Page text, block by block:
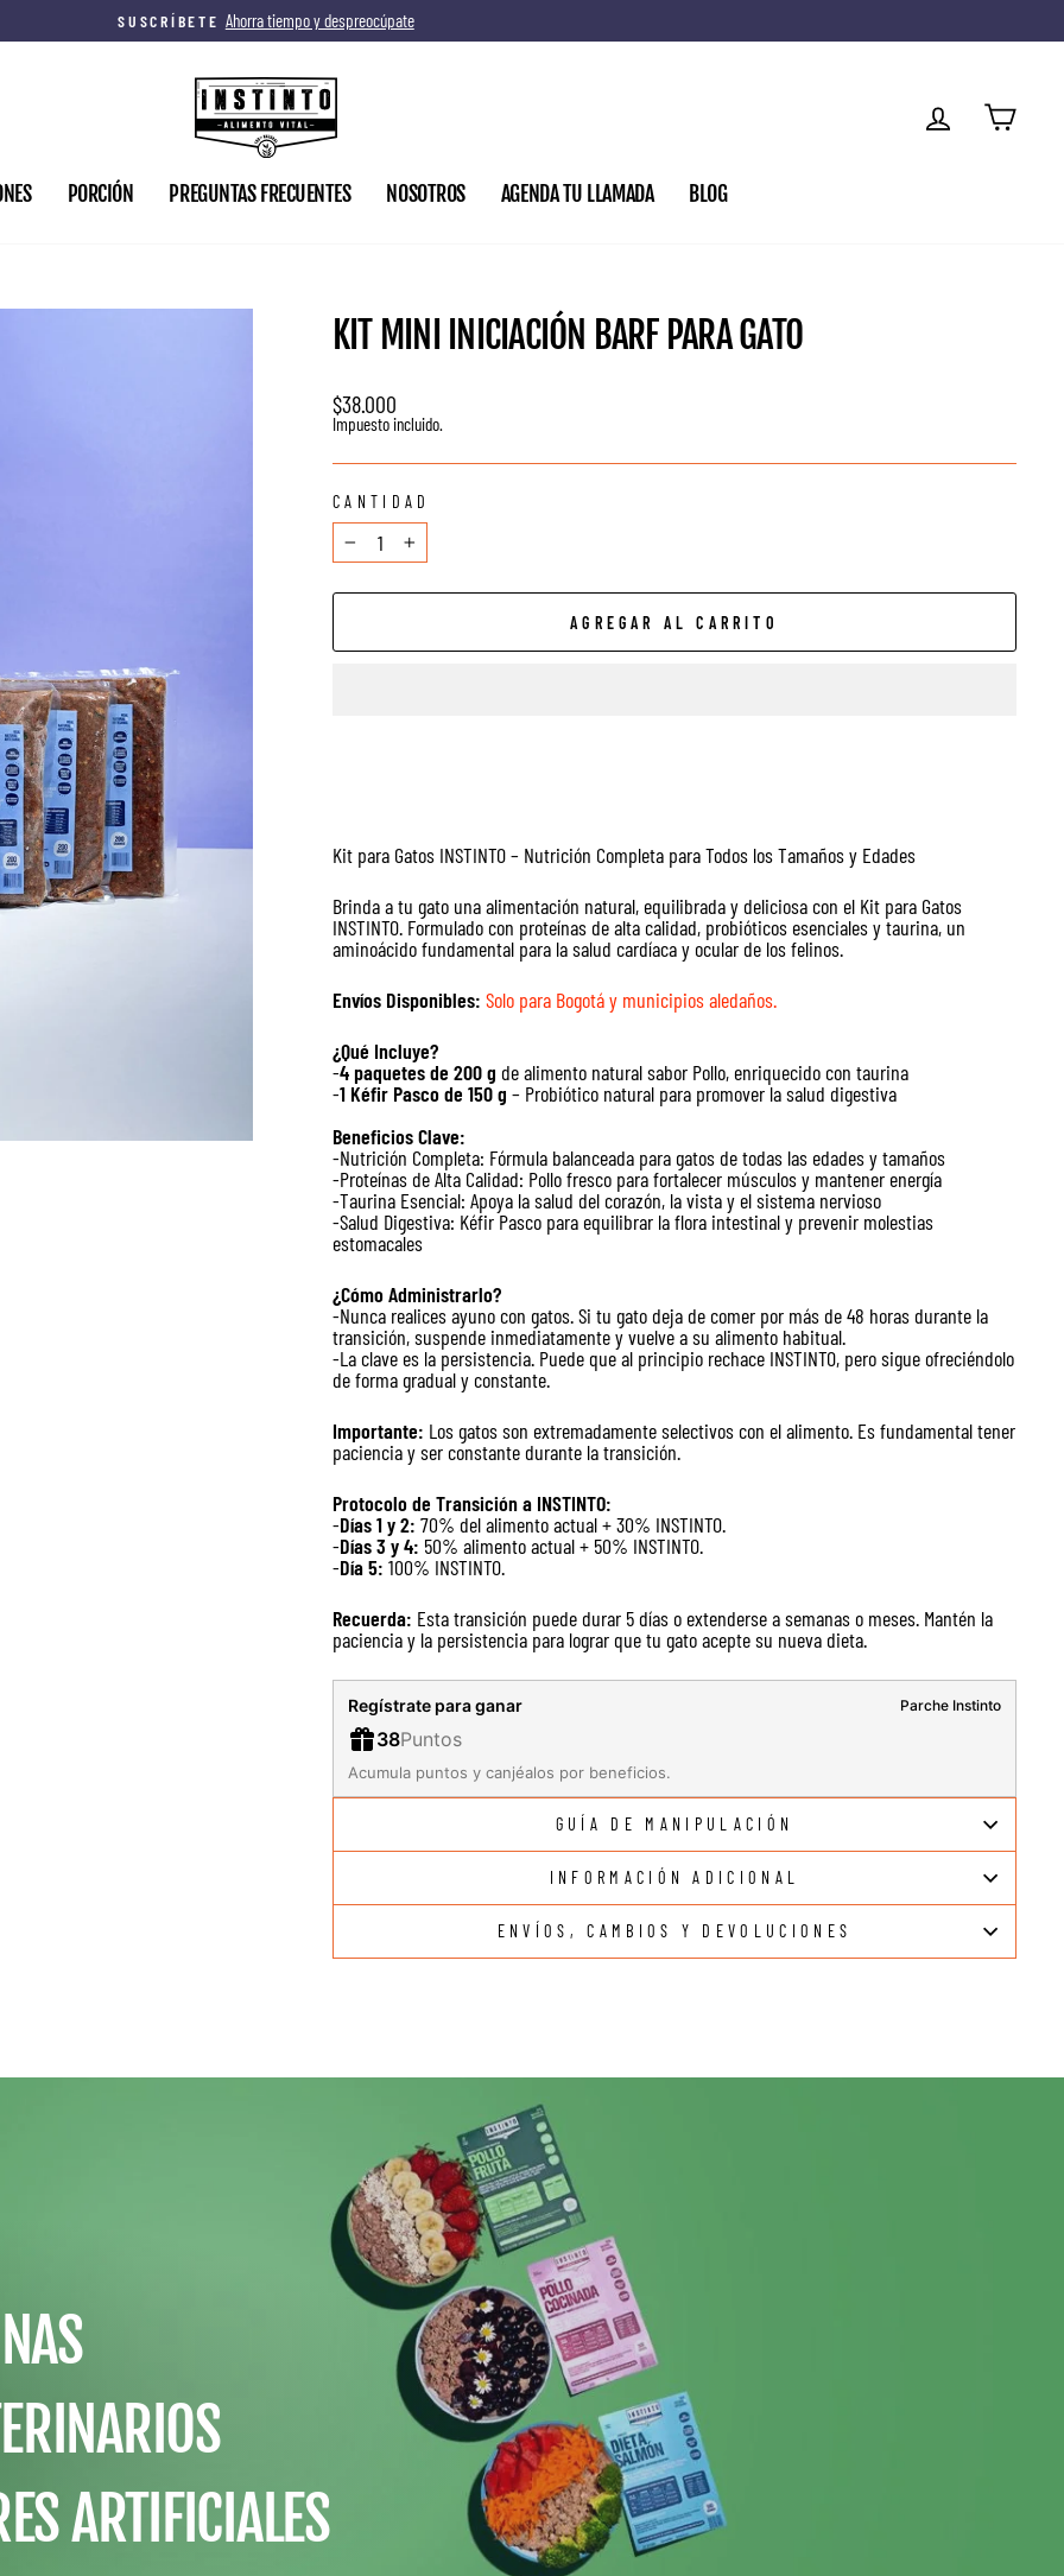
diapositivas
SUSCRÍBETE Ahorra tiempo y despreocúpate
INGRESAR
PORCIÓN PREGUNTAS FRECUENTES NOSOTROS AGENDA TU LLAMADA BLOG
KIT MINI INICIACIÓN BARF PARA GATO
Precio
habitual
$38.000
Impuesto incluido.
CANTIDAD
− +
AGREGAR AL CARRITO
Kit para Gatos INSTINTO – Nutrición Completa para Todos los Tamaños y Edades
Brinda a tu gato una alimentación natural, equilibrada y deliciosa con el Kit para Gatos
INSTINTO. Formulado con proteínas de alta calidad, probióticos esenciales y taurina, un
aminoácido fundamental para la salud cardíaca y ocular de los felinos.
Envíos Disponibles: Solo para Bogotá y municipios aledaños.
¿Qué Incluye?
-4 paquetes de 200 g de alimento natural sabor Pollo, enriquecido con taurina
-1 Kéfir Pasco de 150 g – Probiótico natural para promover la salud digestiva
Beneficios Clave:
-Nutrición Completa: Fórmula balanceada para gatos de todas las edades y tamaños
-Proteínas de Alta Calidad: Pollo fresco para fortalecer músculos y mantener energía
-Taurina Esencial: Apoya la salud del corazón, la vista y el sistema nervioso
-Salud Digestiva: Kéfir Pasco para equilibrar la flora intestinal y prevenir molestias
estomacales
¿Cómo Administrarlo?
-Nunca realices ayuno con gatos. Si tu gato deja de comer por más de 48 horas durante la
transición, suspende inmediatamente y vuelve a su alimento habitual.
-La clave es la persistencia. Puede que al principio rechace INSTINTO, pero sigue ofreciéndolo
de forma gradual y constante.
Importante: Los gatos son extremadamente selectivos con el alimento. Es fundamental tener
paciencia y ser constante durante la transición.
Protocolo de Transición a INSTINTO:
-Días 1 y 2: 70% del alimento actual + 30% INSTINTO.
-Días 3 y 4: 50% alimento actual + 50% INSTINTO.
-Día 5: 100% INSTINTO.
Recuerda: Esta transición puede durar 5 días o extenderse a semanas o meses. Mantén la
paciencia y la persistencia para lograr que tu gato acepte su nueva dieta.
Regístrate para ganar Parche Instinto
38Puntos
Acumula puntos y canjéalos por beneficios.
GUÍA DE MANIPULACIÓN
INFORMACIÓN ADICIONAL
ENVÍOS, CAMBIOS Y DEVOLUCIONES
ARTIFICIALES